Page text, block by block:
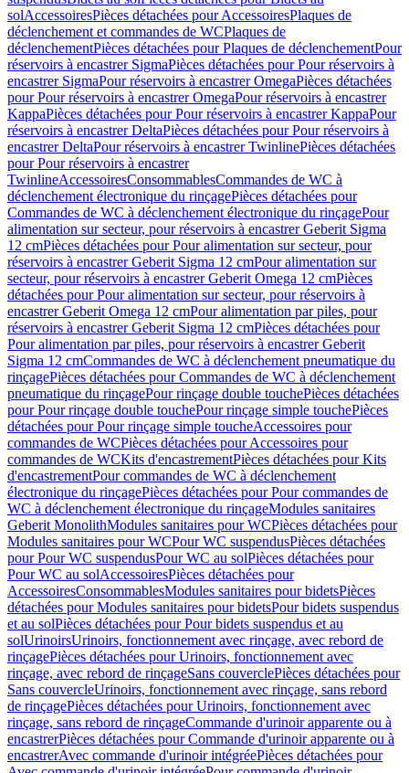
solAccessoiresPièces détachées pour AccessoiresPlaques de
déclenchement et commandes de WCPlaques de
déclenchementPièces détachées pour Plaques de déclenchementPour
réservoirs à encastrer SigmaPièces détachées pour Pour réservoirs à
encastrer SigmaPour réservoirs à encastrer OmegaPièces détachées
pour Pour réservoirs à encastrer OmegaPour réservoirs à encastrer
KappaPièces détachées pour Pour réservoirs à encastrer KappaPour
réservoirs à encastrer DeltaPièces détachées pour Pour réservoirs à
encastrer DeltaPour réservoirs à encastrer TwinlinePièces détachées
pour Pour réservoirs à encastrer
TwinlineAccessoiresConsommablesCommandes de WC à
déclenchement électronique du rinçagePièces détachées pour
Commandes de WC à déclenchement électronique du rinçagePour
alimentation sur secteur, pour réservoirs à encastrer Geberit Sigma
12 cmPièces détachées pour Pour alimentation sur secteur, pour
réservoirs à encastrer Geberit Sigma 12 cmPour alimentation sur
secteur, pour réservoirs à encastrer Geberit Omega 12 cmPièces
détachées pour Pour alimentation sur secteur, pour réservoirs à
encastrer Geberit Omega 12 cmPour alimentation par piles, pour
réservoirs à encastrer Geberit Sigma 12 cmPièces détachées pour
Pour alimentation par piles, pour réservoirs à encastrer Geberit
Sigma 12 cmCommandes de WC à déclenchement pneumatique du
rinçagePièces détachées pour Commandes de WC à déclenchement
pneumatique du rinçagePour rinçage double touchePièces détachées
pour Pour rinçage double touchePour rinçage simple touchePièces
détachées pour Pour rinçage simple toucheAccessoires pour
commandes de WCPièces détachées pour Accessoires pour
commandes de WCKits d'encastrementPièces détachées pour Kits
d'encastrementPour commandes de WC à déclenchement
électronique du rinçagePièces détachées pour Pour commandes de
WC à déclenchement électronique du rinçageModules sanitaires
Geberit MonolithModules sanitaires pour WCPièces détachées pour
Modules sanitaires pour WCPour WC suspendusPièces détachées
pour Pour WC suspendusPour WC au solPièces détachées pour
Pour WC au solAccessoiresPièces détachées pour
AccessoiresConsommablesModules sanitaires pour bidetsPièces
détachées pour Modules sanitaires pour bidetsPour bidets suspendus
et au solPièces détachées pour Pour bidets suspendus et au
solUrinoirsUrinoirs, fonctionnement avec rinçage, avec rebord de
rinçagePièces détachées pour Urinoirs, fonctionnement avec
rinçage, avec rebord de rinçageSans couverclePièces détachées pour
Sans couvercleUrinoirs, fonctionnement avec rinçage, sans rebord
de rinçagePièces détachées pour Urinoirs, fonctionnement avec
rinçage, sans rebord de rinçageCommande d'urinoir apparente ou à
encastrerPièces détachées pour Commande d'urinoir apparente ou à
encastrerAvec commande d'urinoir intégréePièces détachées pour